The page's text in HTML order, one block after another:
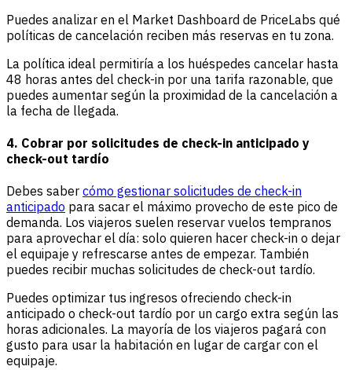
Puedes analizar en el Market Dashboard de PriceLabs qué
políticas de cancelación reciben más reservas en tu zona.
La política ideal permitiría a los huéspedes cancelar hasta
48 horas antes del check-in por una tarifa razonable, que
puedes aumentar según la proximidad de la cancelación a
la fecha de llegada.
4. Cobrar por solicitudes de check-in anticipado y
check-out tardío
Debes saber cómo gestionar solicitudes de check-in
anticipado para sacar el máximo provecho de este pico de
demanda. Los viajeros suelen reservar vuelos tempranos
para aprovechar el día: solo quieren hacer check-in o dejar
el equipaje y refrescarse antes de empezar. También
puedes recibir muchas solicitudes de check-out tardío.
Puedes optimizar tus ingresos ofreciendo check-in
anticipado o check-out tardío por un cargo extra según las
horas adicionales. La mayoría de los viajeros pagará con
gusto para usar la habitación en lugar de cargar con el
equipaje.